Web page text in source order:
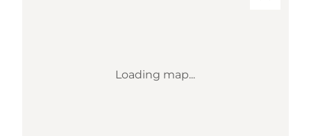
Loading map...